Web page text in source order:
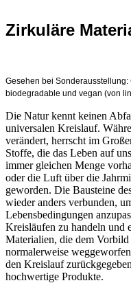
Zirkuläre
Gesehen bei
biodegradable und vegan (von
Die Natur kennt keinen
universalen Kreislauf.
verändert, herrscht im
Stoffe, die das Leben auf
immer gleichen Menge
oder die Luft über die
geworden. Die Bausteine
wieder anders verbunden,
Lebensbedingungen
Kreisläufen zu handeln und
Materialien, die dem
normalerweise
den Kreislauf
hochwertige Produkte.